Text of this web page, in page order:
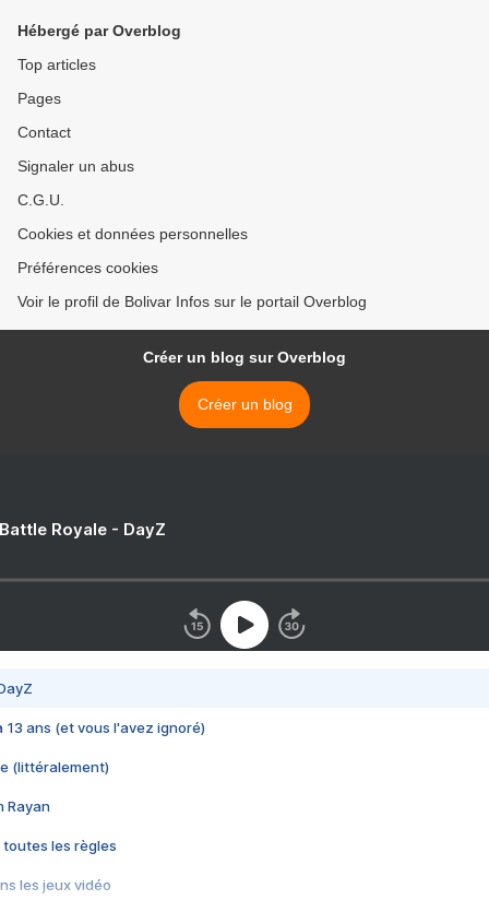
Hébergé par Overblog
Top articles
Pages
Contact
Signaler un abus
C.G.U.
Cookies et données personnelles
Préférences cookies
Voir le profil de Bolivar Infos sur le portail Overblog
Créer un blog sur Overblog
Créer un blog
Royale - DayZ
13 ans (et vous l'avez ignoré)
(littéralement)
Rayan
toutes les règles
les jeux vidéo